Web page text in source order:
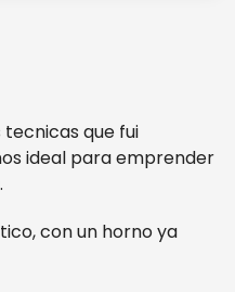
que fui
ideal para emprender
con un horno ya